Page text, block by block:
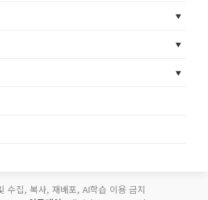
수집, 복사, 재배포, AI학습 이용 금지